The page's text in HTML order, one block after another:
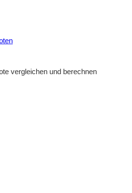
vergleichen und berechnen